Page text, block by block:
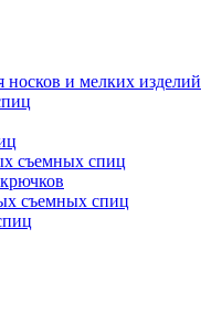
носков и мелких изделий
съемных спиц
съемных спиц